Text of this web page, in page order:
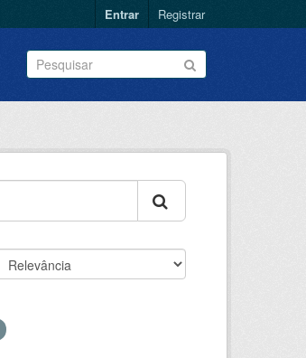
Entrar Registrar